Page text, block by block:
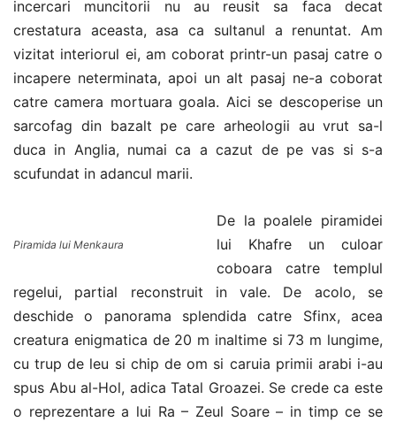
incercari muncitorii nu au reusit sa faca decat
crestatura aceasta, asa ca sultanul a renuntat. Am
vizitat interiorul ei, am coborat printr-un pasaj catre o
incapere neterminata, apoi un alt pasaj ne-a coborat
catre camera mortuara goala. Aici se descoperise un
sarcofag din bazalt pe care arheologii au vrut sa-l
duca in Anglia, numai ca a cazut de pe vas si s-a
scufundat in adancul marii.
Piramida lui Menkaura
De la poalele piramidei
lui Khafre un culoar
coboara catre templul
regelui, partial reconstruit in vale. De acolo, se
deschide o panorama splendida catre Sfinx, acea
creatura enigmatica de 20 m inaltime si 73 m lungime,
cu trup de leu si chip de om si caruia primii arabi i-au
spus Abu al-Hol, adica Tatal Groazei. Se crede ca este
o reprezentare a lui Ra – Zeul Soare – in timp ce se